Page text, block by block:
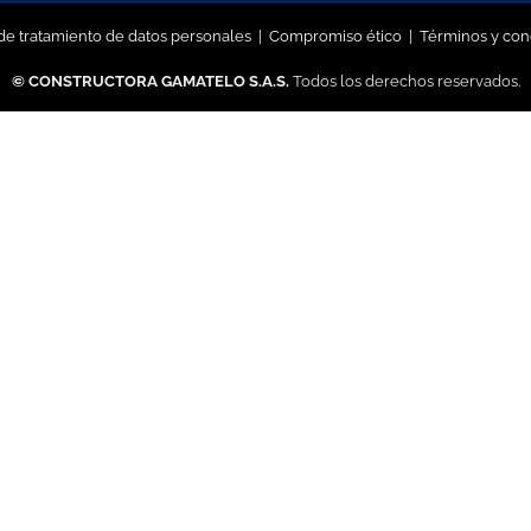
tratamiento de datos personales Compromiso ético Términos y
© CONSTRUCTORA GAMATELO S.A.S.Todos los derechos reservados.